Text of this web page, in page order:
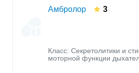
Амбролор 3
Класс: Секретолитики и
моторной функции